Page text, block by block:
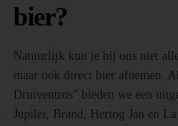
bier?
Natuurlijk kun je bij ons niet
maar ook direct bier afnemen.
Druiventros” bieden we een
Jupiler, Brand, Hertog Jan en